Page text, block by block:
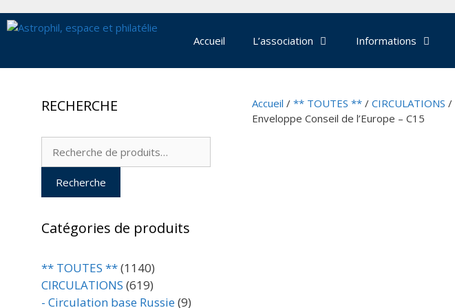
au
Accueil L’association Informations
Accueil / ** TOUTES ** / CIRCULATIONS /
Enveloppe Conseil de l’Europe – C15
RECHERCHE
Recherche
Recherche
Catégories de produits
** TOUTES **(1140)
CIRCULATIONS (619)
- Circulation base Russie(9)